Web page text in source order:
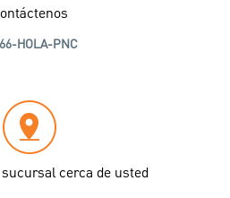
HOLA-PNC
cerca de usted